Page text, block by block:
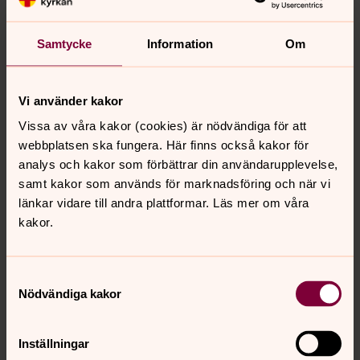
Samtycke Information Om
Vi använder kakor
Vissa av våra kakor (cookies) är nödvändiga för att
webbplatsen ska fungera. Här finns också kakor för
analys och kakor som förbättrar din användarupplevelse,
samt kakor som används för marknadsföring och när vi
länkar vidare till andra plattformar. Läs mer om våra
kakor.
Nödvändiga kakor
Inställningar
Öppna bildspel
Norrköpings stadsbild. Då det byggdes år 1748
fungerade det som stadens brandvaktstorn. Inne i
brandvakter som varit stationerade under århundraden.